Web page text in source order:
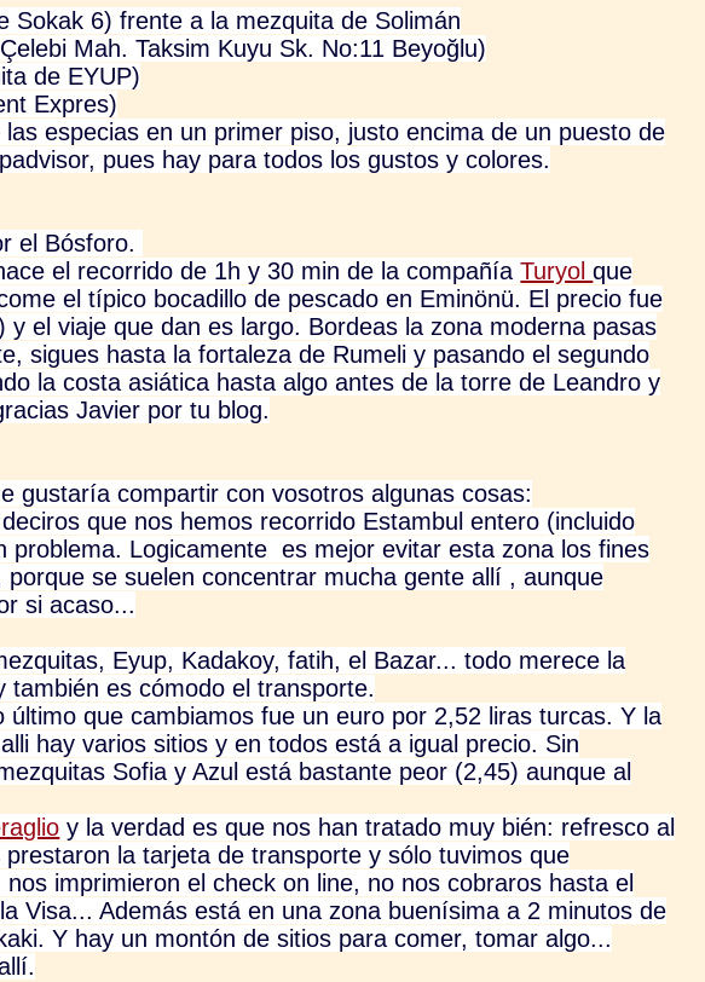
Sokak 6) frente a la mezquita de Solimán
Mah. Taksim Kuyu Sk. No:11 Beyoğlu)
de EYUP)
Expres)
especias en un primer piso, justo encima de un puesto de
pues hay para todos los gustos y colores.
el Bósforo.
el recorrido de 1h y 30 min de la compañíaTuryolque
el típico bocadillo de pescado en Eminönü. El precio fue
el viaje que dan es largo. Bordeas la zona moderna pasas
sigues hasta la fortaleza de Rumeli y pasando el segundo
la costa asiática hasta algo antes de la torre de Leandro y
Javier por tu blog.
gustaría compartir con vosotros algunas cosas:
que nos hemos recorrido Estambul entero (incluido
problema. Logicamente es mejor evitar esta zona los fines
se suelen concentrar mucha gente allí , aunque
si acaso...
Eyup, Kadakoy, fatih, el Bazar... todo merece la
también es cómodo el transporte.
último que cambiamos fue un euro por 2,52 liras turcas. Y la
hay varios sitios y en todos está a igual precio. Sin
Sofia y Azul está bastante peor (2,45) aunque al
y la verdad es que nos han tratado muy bién: refresco al
la tarjeta de transporte y sólo tuvimos que
imprimieron el check on line, no nos cobraros hasta el
Visa... Además está en una zona buenísima a 2 minutos de
Y hay un montón de sitios para comer, tomar algo...